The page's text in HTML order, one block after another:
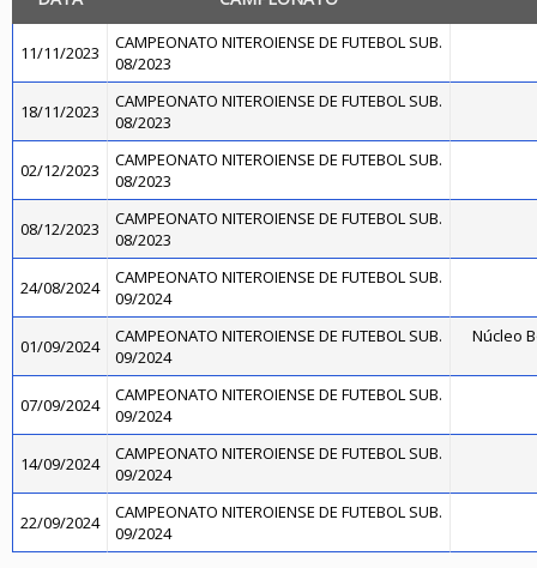
11/11/2023
CAMPEONATO NITEROIENSE DE FUTEBOL SUB.
08/2023
18/11/2023
CAMPEONATO NITEROIENSE DE FUTEBOL SUB.
08/2023
02/12/2023
CAMPEONATO NITEROIENSE DE FUTEBOL SUB.
08/2023
08/12/2023
CAMPEONATO NITEROIENSE DE FUTEBOL SUB.
08/2023
24/08/2024
CAMPEONATO NITEROIENSE DE FUTEBOL SUB.
09/2024
01/09/2024
CAMPEONATO NITEROIENSE DE FUTEBOL SUB.
09/2024
Núcleo
07/09/2024
CAMPEONATO NITEROIENSE DE FUTEBOL SUB.
09/2024
14/09/2024
CAMPEONATO NITEROIENSE DE FUTEBOL SUB.
09/2024
22/09/2024
CAMPEONATO NITEROIENSE DE FUTEBOL SUB.
09/2024